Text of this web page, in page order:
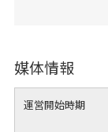
媒体情報
運営開始時期